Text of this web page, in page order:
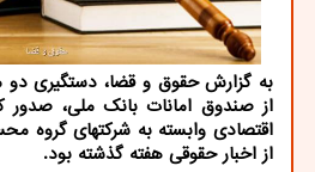
به گزارش حقوق و قضا، دستگیری دو
اقتصادی وابسته به شرکتهای گروه
از اخبار حقوقی هفته گذشته بود.